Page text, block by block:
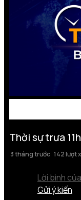
Thời sự trưa
3 tháng trước 142 lượt
Lời bình
Gửi ý kiến